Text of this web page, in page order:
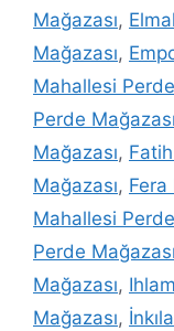
Mağazası,
Mağazası,
Mahallesi
Perde Mağazası
Mağazası,
Mağazası, Fera
Mahallesi
Perde Mağazası
Mağazası,
Mağazası,